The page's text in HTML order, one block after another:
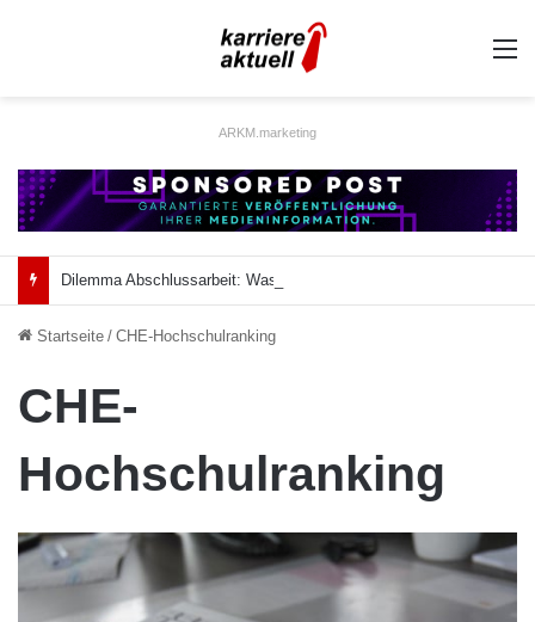
ARKM.marketing
Startseite / CHE-Hochschulranking
CHE-
Hochschulranking